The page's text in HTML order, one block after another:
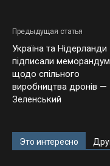
Предыдущая статья
Україна та Нідерланди
підписали меморандум
щодо спільного
виробництва дронів —
Зеленський
Это интересно